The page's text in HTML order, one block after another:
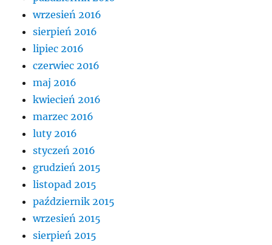
wrzesień 2016
sierpień 2016
lipiec 2016
czerwiec 2016
maj 2016
kwiecień 2016
marzec 2016
luty 2016
styczeń 2016
grudzień 2015
listopad 2015
październik 2015
wrzesień 2015
sierpień 2015